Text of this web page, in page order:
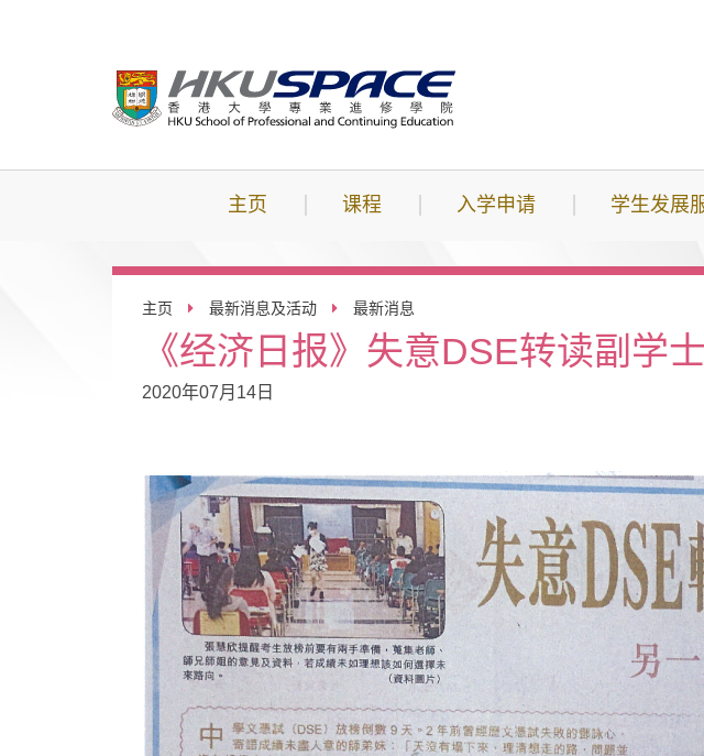
主页 课程 入学申请 学生发展
主页 最新消息及活动 最新消息
《经济日报》失意DSE转读副学
2020年07月14日